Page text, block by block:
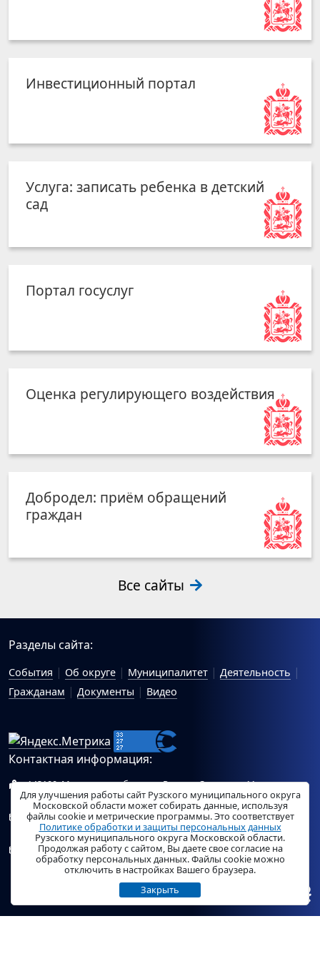
Инвестиционный портал
Услуга: записать ребенка в детский
сад
Портал госуслуг
Оценка регулирующего воздействия
Добродел: приём обращений
граждан
Все сайты
Разделы сайта:
События Об округе Муниципалитет
Деятельность
Гражданам
Документы Видео
Контактная информация:
143100, Московская область, г.Руза, ул.Солнцева, 11
Схема проезда
Общий отдел Администрации Рузского муниципального
округа:ruza_region_ruza@mosreg.ru.
Отдел по работе с обращениями граждан Администрации
Рузского муниципального округа:ruza_og_argo@mosreg.ru
Для улучшения работы сайт Рузского муниципального округа
Московской области может собирать данные, используя
файлы cookie и метрические программы. Это соответствует
Политике обработки и защиты персональных данных
Рузского муниципального округа Московской области.
Продолжая работу с сайтом, Вы даете свое согласие на
обработку персональных данных. Файлы cookie можно
отключить в настройках Вашего браузера.
Закрыть